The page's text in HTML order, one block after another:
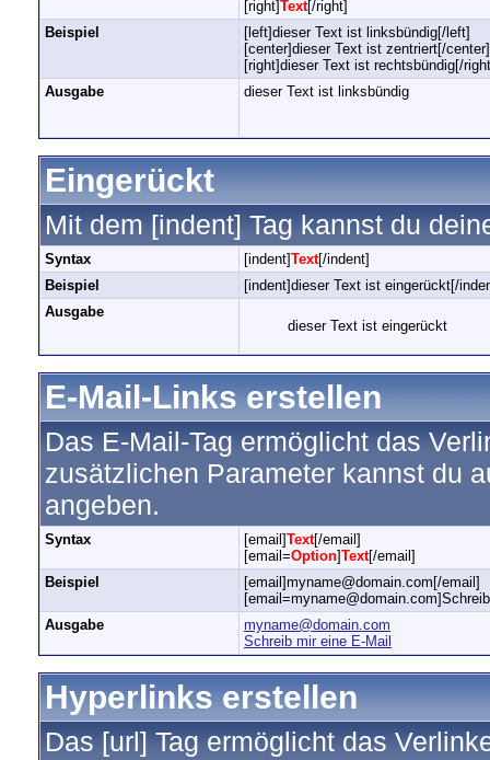
[right]Text[/right]
Beispiel
[left]dieser Text ist linksbündig[/left]
[center]dieser Text ist zentriert[/center]
[right]dieser Text ist rechtsbündig[/
Ausgabe
dieser Text ist linksbündig
Eingerückt
Mit dem [indent] Tag kannst du
Syntax [indent]Text[/indent]
Beispiel
[indent]dieser Text ist eingerückt[/
Ausgabe
dieser Text ist eingerückt
E-Mail-Links erstellen
Das E-Mail-Tag ermöglicht das
zusätzlichen Parameter kannst du
angeben.
Syntax [email]Text[/email]
[email=Option]Text[/email]
Beispiel
[email]myname@domain.com[/email]
Ausgabe
myname@domain.com
Schreib mir eine E-Mail
Hyperlinks erstellen
Das [url] Tag ermöglicht das